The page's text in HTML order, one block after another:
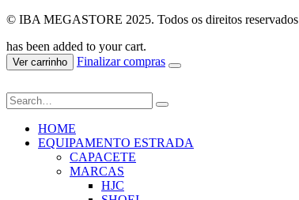
© IBA MEGASTORE 2025. Todos os direitos reservados
has been added to your cart.
Ver carrinho Finalizar compras
HOME
EQUIPAMENTO ESTRADA
CAPACETE
MARCAS
HJC